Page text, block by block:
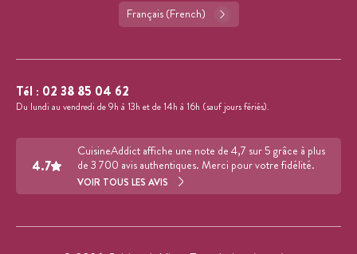
Français (French)
Tél : 02 38 85 04 62
Du lundi au vendredi de 9h à 13h et de 14h à 16h (sauf jours fériés).
4.7
CuisineAddict affiche une note de 4,7 sur 5 grâce à plus
de 3 700 avis authentiques. Merci pour votre fidélité.
VOIR TOUS LES AVIS